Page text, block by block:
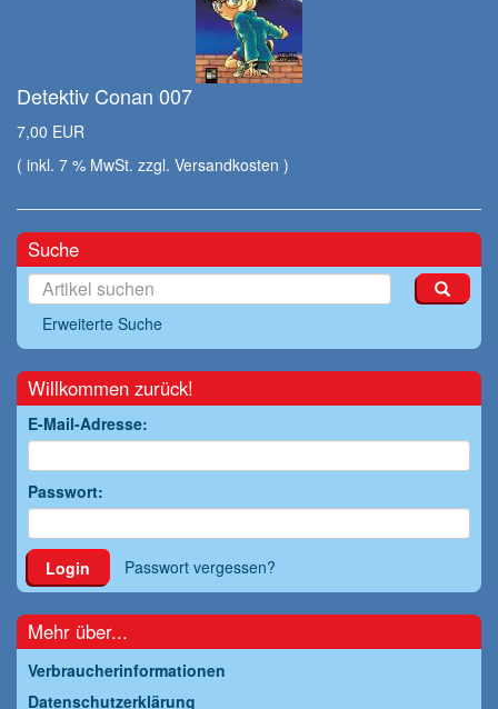
Detektiv Conan 007
7,00 EUR
( inkl. 7 % MwSt. zzgl. Versandkosten )
Suche
Erweiterte Suche
Willkommen zurück!
E-Mail-Adresse:
Passwort:
Login Passwort vergessen?
Mehr über...
Verbraucherinformationen
Datenschutzerklärung